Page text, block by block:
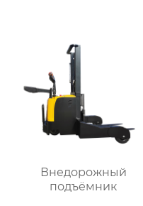
Внедорожный
подъёмник